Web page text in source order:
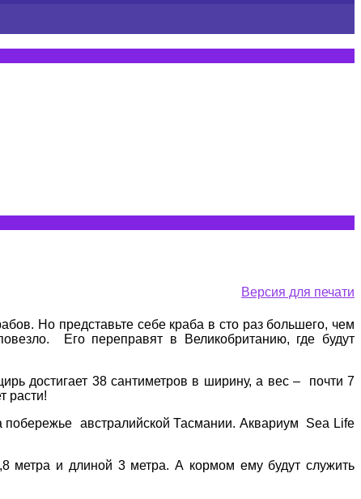
Версия для печати
Но представьте себе краба в сто раз большего, чем
Его переправят в Великобританию, где будут
достигает 38 сантиметров в ширину, а вес – почти 7
расти!
побережье австралийской Тасмании. Аквариум Sea Life
метра и длиной 3 метра. А кормом ему будут служить